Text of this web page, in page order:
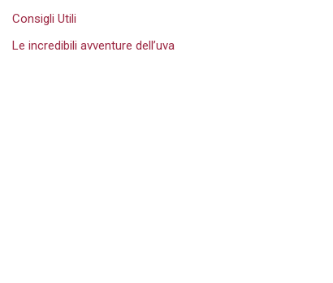
Consigli Utili
Le incredibili avventure dell’uva